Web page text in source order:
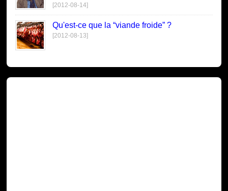
[2012-08-14]
Qu'est-ce que la “viande froide” ?
[2012-08-13]